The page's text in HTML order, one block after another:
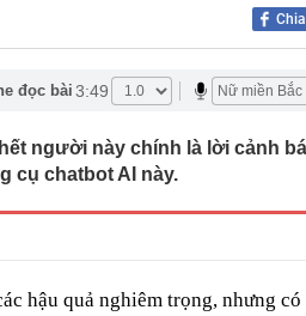
sử dụng điện từ năng lượng hạt
nợ, mất quyền kiểm soát
thông thẳng với nhau?
đốc: "Tôi nói thẳng"
chiếc ở Hàn Quốc: Món quà
ra điều mà ngành miễn thuế
đọc bài 3:49
người này chính là lời cảnh
cụ chatbot AI này.
hậu quả nghiêm trọng, nhưng có